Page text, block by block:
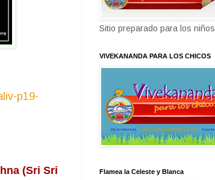
p19-
(Sri Sri
Sitio preparado para los niños
VIVEKANANDA PARA LOS CHICOS
Flamea la Celeste y Blanca